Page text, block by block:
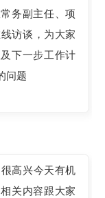
务副主任、项
访谈，为大家
下一步工作计
问题
高兴今天有机
关内容跟大家